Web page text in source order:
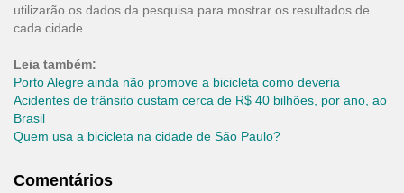
utilizarão os dados da pesquisa para mostrar os resultados de
cada cidade.
Leia também:
Porto Alegre ainda não promove a bicicleta como deveria
Acidentes de trânsito custam cerca de R$ 40 bilhões, por ano, ao
Brasil
Quem usa a bicicleta na cidade de São Paulo?
Comentários